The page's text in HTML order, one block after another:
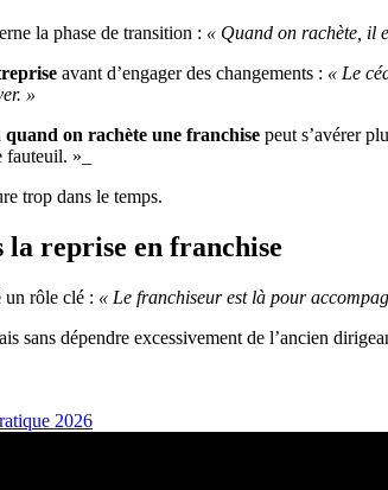
la phase de transition : « Quand on rachète, il
avant d’engager des changements : « Le
»
on rachète une franchise peut s’avérer
»_
trop dans le temps.
reprise en franchise
un rôle clé : « Le franchiseur est là pour
sans dépendre excessivement de l’ancien
2026